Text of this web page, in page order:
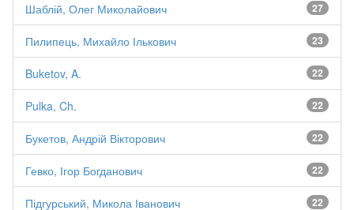
27
Шаблій, Олег Миколайович
23
Пилипець, Михайло Ількович
22
Buketov, A.
22
Pulka, Ch.
22
Букетов, Андрій Вікторович
22
Гевко, Ігор Богданович
22
Підгурський, Микола Іванович